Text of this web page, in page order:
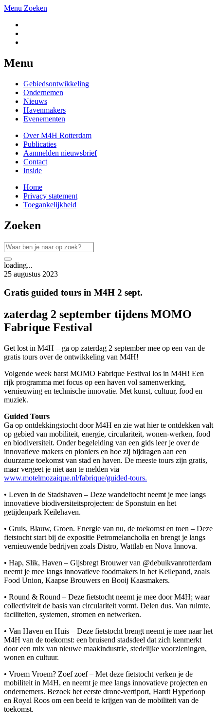
Menu Zoeken
Menu
Gebiedsontwikkeling
Ondernemen
Nieuws
Havenmakers
Evenementen
Over M4H Rotterdam
Publicaties
Aanmelden nieuwsbrief
Contact
Inside
Home
Privacy statement
Toegankelijkheid
Zoeken
loading...
25 augustus 2023
Gratis guided tours in M4H 2 sept.
zaterdag 2 september tijdens MOMO
Fabrique Festival
Get lost in M4H – ga op zaterdag 2 september mee op een van de
gratis tours over de ontwikkeling van M4H!
Volgende week barst MOMO Fabrique Festival los in M4H! Een
rijk programma met focus op een haven vol samenwerking,
vernieuwing en technische innovatie. Met kunst, cultuur, food en
muziek.
Guided Tours
Ga op ontdekkingstocht door M4H en zie wat hier te ontdekken valt
op gebied van mobiliteit, energie, circulariteit, wonen-werken, food
en biodiversiteit. Onder begeleiding van een gids leer je over de
innovatieve makers en pioniers en hoe zij bijdragen aan een
duurzame toekomst van stad en haven. De meeste tours zijn gratis,
maar vergeet je niet aan te melden via
www.motelmozaique.nl/fabrique/guided-tours.
• Leven in de Stadshaven – Deze wandeltocht neemt je mee langs
innovatieve biodiversiteitsprojecten: de Sponstuin en het
getijdenpark Keilehaven.
• Gruis, Blauw, Groen. Energie van nu, de toekomst en toen – Deze
fietstocht start bij de expositie Petromelancholia en brengt je langs
vernieuwende bedrijven zoals Distro, Wattlab en Nova Innova.
• Hap, Slik, Haven – Gijsbregt Brouwer van @debuikvanrotterdam
neemt je mee langs innovatieve foodmakers in het Keilepand, zoals
Food Union, Kaapse Brouwers en Booij Kaasmakers.
• Round & Round – Deze fietstocht neemt je mee door M4H; waar
collectiviteit de basis van circulariteit vormt. Delen dus. Van ruimte,
faciliteiten, systemen, stromen en netwerken.
• Van Haven en Huis – Deze fietstocht brengt neemt je mee naar het
M4H van de toekomst: een bruisend stadsdeel dat zich kenmerkt
door een mix van nieuwe maakindustrie, stedelijke voorzieningen,
wonen en cultuur.
• Vroem Vroem? Zoef zoef – Met deze fietstocht verken je de
mobiliteit in M4H, en neemt je mee langs innovatieve projecten en
ondernemers. Bezoek het eerste drone-vertiport, Hardt Hyperloop
en Royal Roos om een beeld te krijgen van de mobiliteit van de
toekomst.